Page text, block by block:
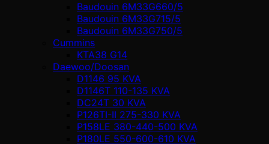
Baudouin 6M33G660/5
Baudouin 6M33G715/5
Baudouin 6M33G750/5
Cummins
KTA38 G14
Daewoo/Doosan
D1146 95 KVA
D1146T 110-135 KVA
DC24T 30 KVA
P126TI-II 275-330 KVA
P158LE 380-440-500 KVA
P180LE 550-600-610 KVA